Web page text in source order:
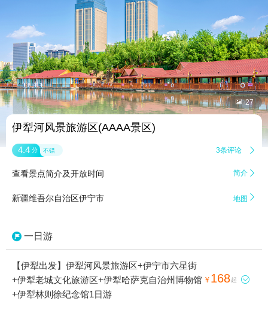
 27
伊犁河风景旅游区(AAAA景区)
4.4 分 不错 3条评论 
查看景点简介及开放时间 简介 
新疆维吾尔自治区伊宁市 地图 
一日游
【伊犁出发】伊犁河风景旅游区+伊宁市六星街
+伊犁老城文化旅游区+伊犁哈萨克自治州博物馆
+伊犁林则徐纪念馆1日游
¥ 168起 